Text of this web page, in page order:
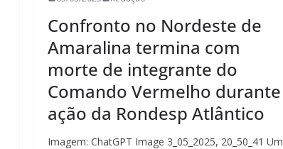
Confronto no Nordeste de
Amaralina termina com
morte de integrante do
Comando Vermelho durante
ação da Rondesp Atlântico
Imagem: ChatGPT Image 3_05_2025, 20_50_41 Um